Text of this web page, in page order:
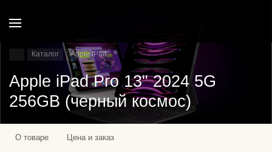
Каталог Apple IPad
Apple iPad Pro 13" 2024 5G
256GB (черный космос)
О товаре Цена и заказ